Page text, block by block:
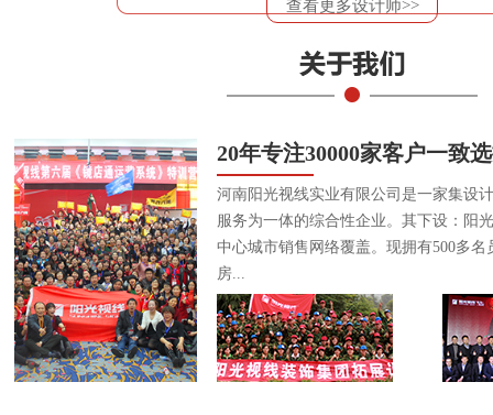
查看更多设计师>>
20年专注30000家客户一致
河南阳光视线实业有限公司是一家集设
服务为一体的综合性企业。其下设：阳
中心城市销售网络覆盖。现拥有500多
房...